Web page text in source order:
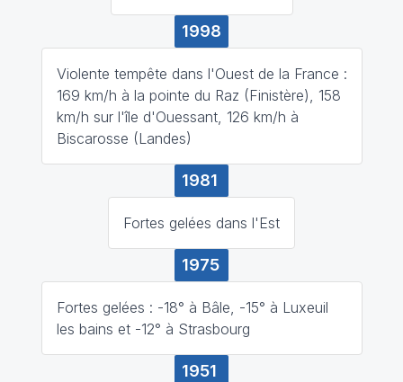
1998
Violente tempête dans l'Ouest de la France :
169 km/h à la pointe du Raz (Finistère), 158
km/h sur l'île d'Ouessant, 126 km/h à
Biscarosse (Landes)
1981
Fortes gelées dans l'Est
1975
Fortes gelées : -18° à Bâle, -15° à Luxeuil
les bains et -12° à Strasbourg
1951